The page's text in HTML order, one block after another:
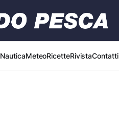
NauticaMeteoRicetteRivistaContatti